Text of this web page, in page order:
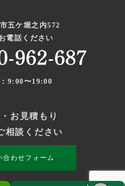
五ケ堀之内572
電話ください
9:00〜19:00
お見積もり
相談ください
合わせフォーム